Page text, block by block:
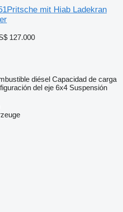
mit Hiab Ladekran
127.000
diésel Capacidad de carga
del eje 6x4 Suspensión